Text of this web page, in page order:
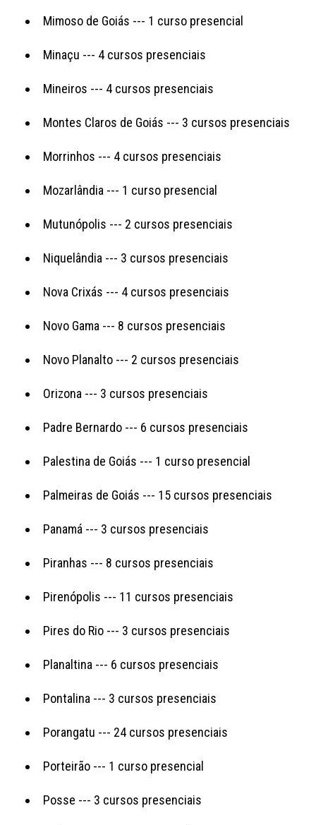
Mimoso de Goiás --- 1 curso presencial
Minaçu --- 4 cursos presenciais
Mineiros --- 4 cursos presenciais
Montes Claros de Goiás --- 3 cursos presenciais
Morrinhos --- 4 cursos presenciais
Mozarlândia --- 1 curso presencial
Mutunópolis --- 2 cursos presenciais
Niquelândia --- 3 cursos presenciais
Nova Crixás --- 4 cursos presenciais
Novo Gama --- 8 cursos presenciais
Novo Planalto --- 2 cursos presenciais
Orizona --- 3 cursos presenciais
Padre Bernardo --- 6 cursos presenciais
Palestina de Goiás --- 1 curso presencial
Palmeiras de Goiás --- 15 cursos presenciais
Panamá --- 3 cursos presenciais
Piranhas --- 8 cursos presenciais
Pirenópolis --- 11 cursos presenciais
Pires do Rio --- 3 cursos presenciais
Planaltina --- 6 cursos presenciais
Pontalina --- 3 cursos presenciais
Porangatu --- 24 cursos presenciais
Porteirão --- 1 curso presencial
Posse --- 3 cursos presenciais